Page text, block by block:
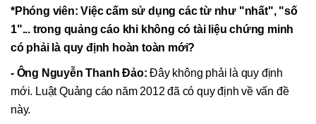
*Phóng viên: Việc cấm sử dụng các từ như "nhất", "số
1"... trong quảng cáo khi không có tài liệu chứng minh
có phải là quy định hoàn toàn mới?
- Ông Nguyễn Thanh Đảo: Đây không phải là quy định
mới. Luật Quảng cáo năm 2012 đã có quy định về vấn đề
này.